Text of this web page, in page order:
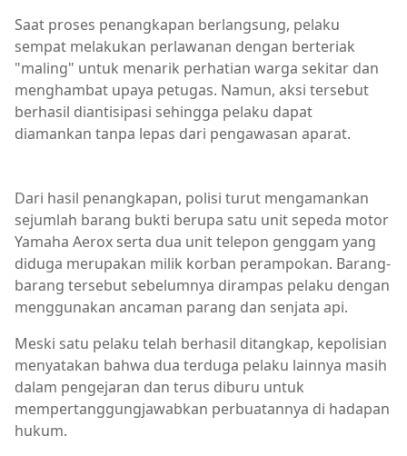
Saat proses penangkapan berlangsung, pelaku
sempat melakukan perlawanan dengan berteriak
"maling" untuk menarik perhatian warga sekitar dan
menghambat upaya petugas. Namun, aksi tersebut
berhasil diantisipasi sehingga pelaku dapat
diamankan tanpa lepas dari pengawasan aparat.
Dari hasil penangkapan, polisi turut mengamankan
sejumlah barang bukti berupa satu unit sepeda motor
Yamaha Aerox serta dua unit telepon genggam yang
diduga merupakan milik korban perampokan. Barang-
barang tersebut sebelumnya dirampas pelaku dengan
menggunakan ancaman parang dan senjata api.
Meski satu pelaku telah berhasil ditangkap, kepolisian
menyatakan bahwa dua terduga pelaku lainnya masih
dalam pengejaran dan terus diburu untuk
mempertanggungjawabkan perbuatannya di hadapan
hukum.